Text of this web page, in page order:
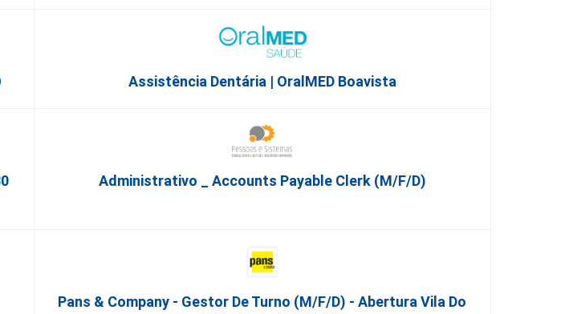
Assistência Dentária | OralMED Boavista
Administrativo _ Accounts Payable Clerk (m/f/d)
Pans & Company - Gestor De Turno (m/f/d) - Abertura Vila Do